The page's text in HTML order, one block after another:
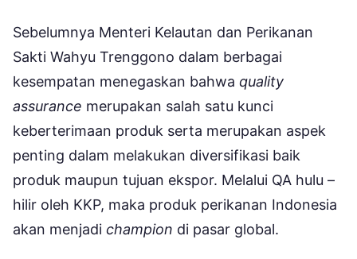
Sebelumnya Menteri Kelautan dan Perikanan
Sakti Wahyu Trenggono dalam berbagai
kesempatan menegaskan bahwa quality
assurance merupakan salah satu kunci
keberterimaan produk serta merupakan aspek
penting dalam melakukan diversifikasi baik
produk maupun tujuan ekspor. Melalui QA hulu –
hilir oleh KKP, maka produk perikanan Indonesia
akan menjadi champion di pasar global.